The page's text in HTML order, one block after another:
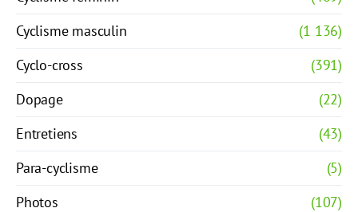
Cyclisme masculin
(1 136)
Cyclo-cross
(391)
Dopage
(22)
Entretiens
(43)
Para-cyclisme
(5)
Photos
(107)